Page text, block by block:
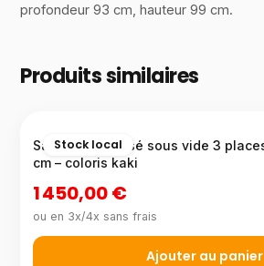
profondeur 93 cm, hauteur 99 cm.
Produits similaires
Stock local
Salon compressé sous vide 3
cm – coloris kaki
1 450,00 €
ou en 3x/4x sans frais
Ajouter au panier